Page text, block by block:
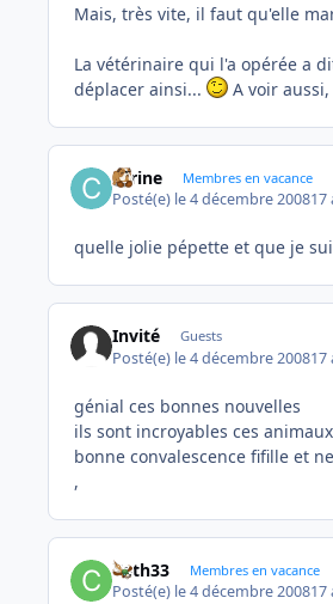
Mais, très vite, il faut qu'elle
La vétérinaire qui l'a opérée a
déplacer ainsi...
A voir
carine Membres en vacance
Posté(e) le 4 décembre 200817
quelle jolie pépette et que je
Invité Guests
Posté(e) le 4 décembre 200817
génial ces bonnes nouvelles
ils sont incroyables ces
bonne convalescence fifille et
,
Cath33 Membres en vacance
Posté(e) le 4 décembre 200817